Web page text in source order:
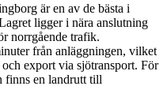
är en av de bästa i
ligger i nära anslutning
norrgående trafik.
från anläggningen, vilket
export via sjötransport. För
finns en landrutt till